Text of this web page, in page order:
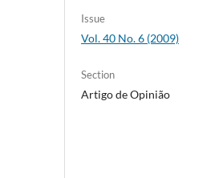
Issue
Vol. 40 No. 6 (2009)
Section
Artigo de Opinião